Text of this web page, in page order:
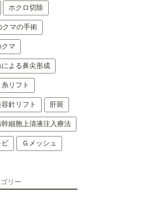
ホクロ切除
クマの手術
クマ
による鼻尖形成
糸リフト
容針リフト 肝斑
幹細胞上清液注入療法
ビ Ｇメッシュ
リー